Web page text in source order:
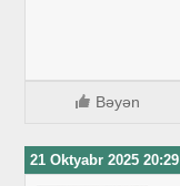
Bəyən
21 Oktyabr 2025 20:29